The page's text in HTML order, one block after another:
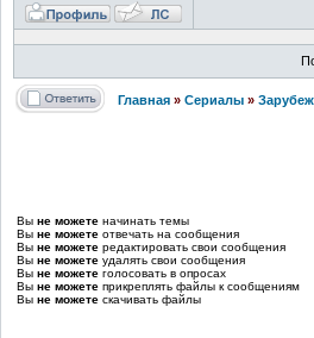
Главная » Сериалы »
Вы не можете начинать темы
Вы не можете отвечать на сообщения
Вы не можете редактировать свои сообщения
Вы не можете удалять свои сообщения
Вы не можете голосовать в опросах
Вы не можете прикреплять файлы к сообщениям
Вы не можете скачивать файлы